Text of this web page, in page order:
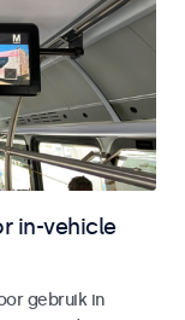
in-vehicle
gebruik in